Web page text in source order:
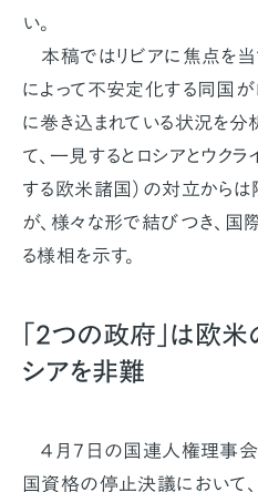
い。
本稿ではリビアに焦点を当
によって不安定化する同国が
に巻き込まれている状況を分
て、一見するとロシアとウク
する欧米諸国）の対立から
が、様々な形で結びつき、
る様相を示す。
「2つの政府」は欧
シアを非難
４月7日の国連人権理事会
国資格の停止決議において